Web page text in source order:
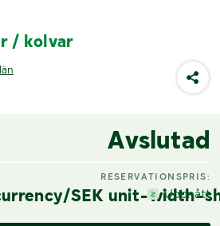
/ kolvar
Avslutad
SEK unit-width-
RESERVATIONSPRIS:
Uppnått